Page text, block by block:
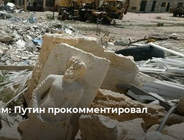
Путин прокомментировал